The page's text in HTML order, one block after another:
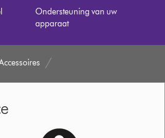
Ondersteuning van uw
apparaat